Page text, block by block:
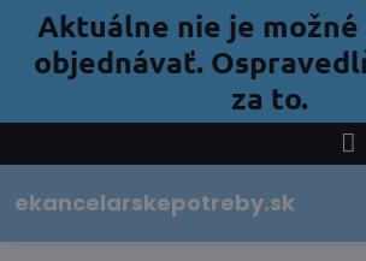
Aktuálne nie je
objednávať.
za to.
ekancelarskepotreby.sk